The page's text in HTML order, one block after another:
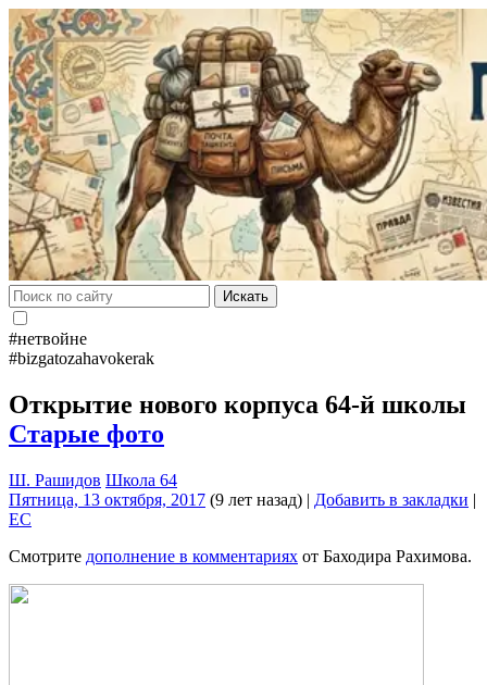
Искать
#нетвойне
#bizgatozahavokerak
Открытие нового корпуса 64-й школы
Старые фото
Ш. Рашидов Школа 64
Пятница, 13 октября, 2017 (9 лет назад) | Добавить в закладки |
EC
Смотрите дополнение в комментариях от Баходира Рахимова.